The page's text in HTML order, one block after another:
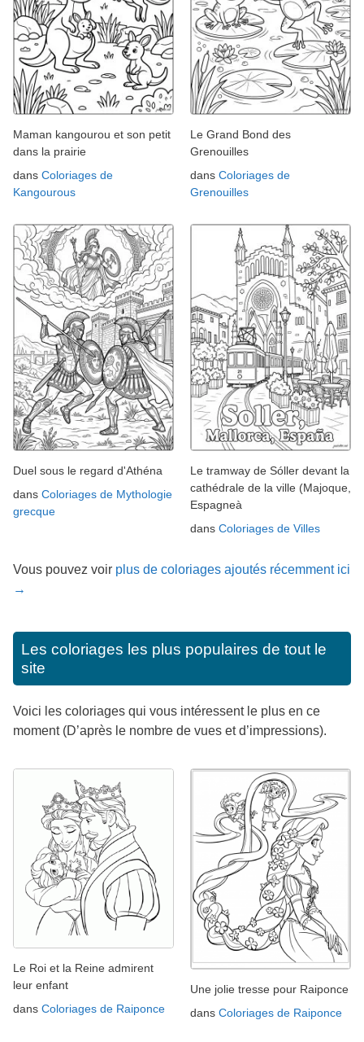
Maman kangourou et son petit
dans la prairie
dans Coloriages de
Kangourous
Le Grand Bond des
Grenouilles
dans Coloriages de
Grenouilles
Duel sous le regard d'Athéna
dans Coloriages de Mythologie
grecque
Le tramway de Sóller devant la
cathédrale de la ville (Majoque,
Espagneà
dans Coloriages de Villes
Vous pouvez voir plus de coloriages ajoutés récemment ici
→
Les coloriages les plus populaires de tout le
site
Voici les coloriages qui vous intéressent le plus en ce
moment (D’après le nombre de vues et d’impressions).
Le Roi et la Reine admirent
leur enfant
dans Coloriages de Raiponce
Une jolie tresse pour Raiponce
dans Coloriages de Raiponce